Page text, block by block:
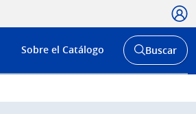
Menú
de
Sobre el Catálogo
Abrir
buscador
Buscar